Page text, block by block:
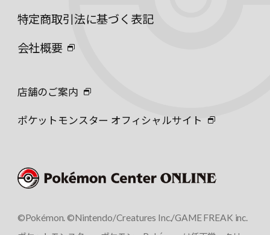
特定商取引法に基づく表記
会社概要
店舗のご案内
ポケットモンスター オフィシャルサイト
©Pokémon. ©Nintendo/Creatures Inc./GAME FREAK inc.